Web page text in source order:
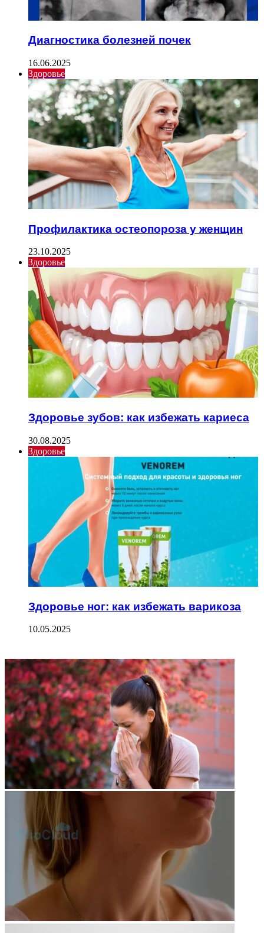
Диагностика болезней почек
16.06.2025
Здоровье
Профилактика остеопороза у женщин
23.10.2025
Здоровье
Здоровье зубов: как избежать кариеса
30.08.2025
Здоровье
Здоровье ног: как избежать варикоза
10.05.2025